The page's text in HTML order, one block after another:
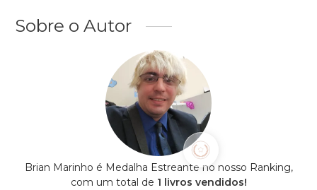
Sobre o Autor
Brian Marinho é Medalha Estreante no nosso Ranking,
com um total de 1 livros vendidos!